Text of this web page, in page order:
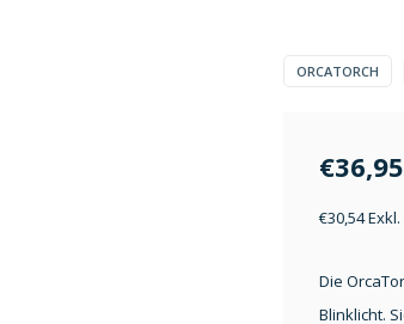
ORCATORCH
€36,95
€30,54
Die
Blinklicht.